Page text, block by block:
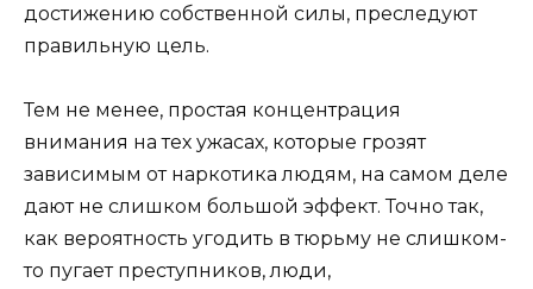
достижению собственной силы, преследуют
правильную цель.
Тем не менее, простая концентрация
внимания на тех ужасах, которые грозят
зависимым от наркотика людям, на самом деле
дают не слишком большой эффект. Точно так,
как вероятность угодить в тюрьму не слишком-
то пугает преступников, люди,